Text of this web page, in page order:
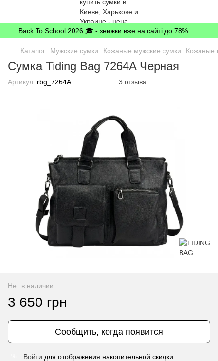
Back To School 2026 🎓 - знижки вже на сайті до 78%
Каталог Мужские сумки Кожаные мужские сумки Кожаные
Сумка Tiding Bag 7264A Черная
Артикул: rbg_7264A 3 отзыва
Нет в наличии
3 650 грн
Сообщить, когда появится
Войти для отображения накопительной скидки